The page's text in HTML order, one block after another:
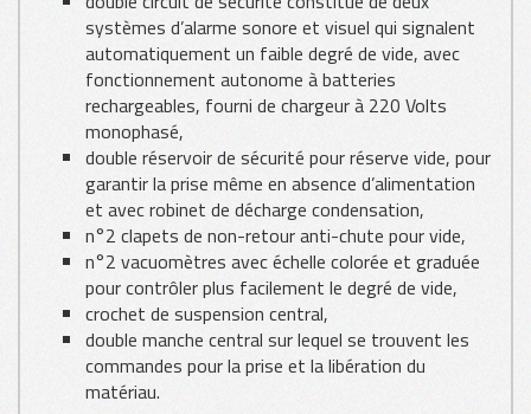
systèmes d’alarme sonore et visuel qui signalent
automatiquement un faible degré de vide, avec
fonctionnement autonome à batteries
rechargeables, fourni de chargeur à 220 Volts
monophasé,
double réservoir de sécurité pour réserve vide, pour
garantir la prise même en absence d’alimentation
et avec robinet de décharge condensation,
n°2 clapets de non-retour anti-chute pour vide,
n°2 vacuomètres avec échelle colorée et graduée
pour contrôler plus facilement le degré de vide,
crochet de suspension central,
double manche central sur lequel se trouvent les
commandes pour la prise et la libération du
matériau.